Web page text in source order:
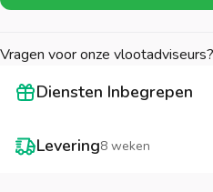
Vragen voor onze vlootadviseurs?
Diensten Inbegrepen
Levering8 weken